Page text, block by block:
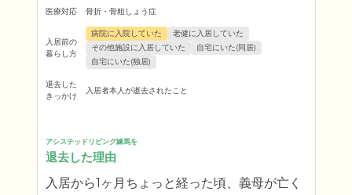
医療対応 骨折・骨粗しょう症
入居前の
暮らし方
病院に入院していた
老健に入居していた
その他施設に入居していた
自宅にいた(同居)
自宅にいた(独居)
退去した
きっかけ
入居者本人が逝去されたこと
アシステッドリビング練馬を
退去した理由
入居から1ヶ月ちょっと経った頃、義母が亡く